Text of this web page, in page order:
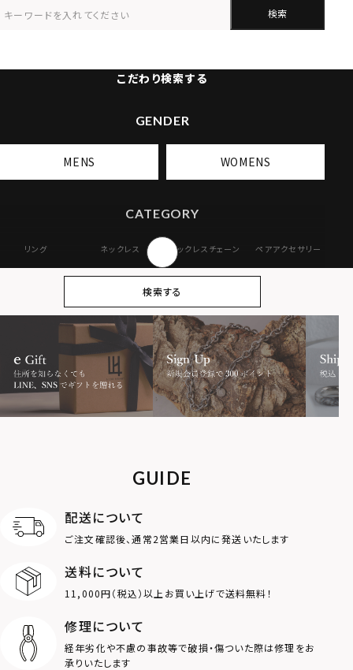
検索
こだわり検索する
GENDER
MENS WOMENS
CATEGORY
リング ネックレス ネックレスチェーン ペアアクセサリー
オンラインストア
限定
ギフトボックス パーツ
MOTIF
ロゴ
コイン フェザー
スター ホースシュー
検索する
GUIDE
配送について
ご注文確認後、通常2営業日以内に発送いたします
送料について
11,000円（税込）以上お買い上げで送料無料！
修理について
経年劣化や不慮の事故等で破損・傷ついた際は修理をお
承りいたします